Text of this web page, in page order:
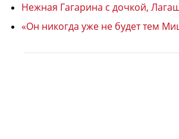
Нежная Гагарина с дочкой,
«Он никогда уже не будет тем